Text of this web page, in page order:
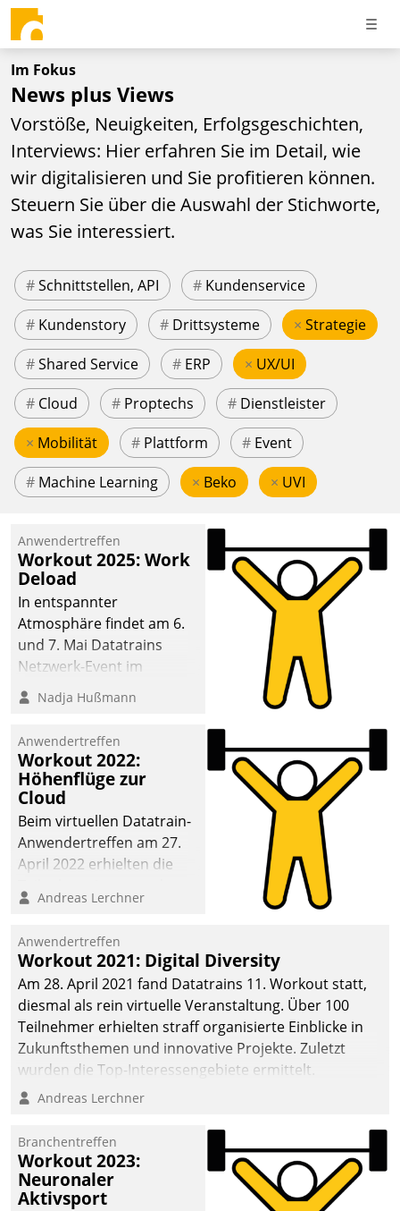
Im Fokus
News plus Views
Vorstöße, Neuigkeiten, Erfolgsgeschichten,
Interviews: Hier erfahren Sie im Detail, wie
wir digitalisieren und Sie profitieren können.
Steuern Sie über die Auswahl der Stichworte,
was Sie interessiert.
#Schnittstellen, API # Kundenservice
# Kundenstory # Drittsysteme × Strategie
#Shared Service # ERP × UX/UI
# Cloud # Proptechs # Dienstleister
× Mobilität # Plattform # Event
# Machine Learning × Beko × UVI
Anwendertreffen
Workout 2025: Work
Deload
In entspannter
Atmosphäre findet am 6.
und 7. Mai Datatrains
Netzwerk-Event im
Kunden- und Partnerkreis
statt. Zentrale Frage: Wie
Mammutprojekte
meistern und Workloads
wuppen – bei zunehmend
anspruchsvollen
Aufgaben und
abnehmendem
Nadja Hußmann
Anwendertreffen
Workout 2022:
Höhenflüge zur
Cloud
Beim virtuellen Datatrain-
Anwendertreffen am 27.
April 2022 erhielten die
Teilnehmer kurzweilige
Cloud-Strategien und -
Lösungen mit hohem
Zukunftspotenzial.
Andreas Lerchner
Anwendertreffen
Workout 2021: Digital Diversity
Am 28. April 2021 fand Datatrains 11. Workout statt,
diesmal als rein virtuelle Veranstaltung. Über 100
Teilnehmer erhielten straff organisierte Einblicke in
Zukunftsthemen und innovative Projekte. Zuletzt
wurden die Top-Interessengebiete ermittelt.
Andreas Lerchner
Branchentreffen
Workout 2023:
Neuronaler
Aktivsport